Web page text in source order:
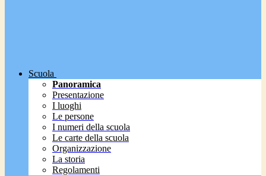
Scuola
Panoramica
Presentazione
I luoghi
Le persone
I numeri della scuola
Le carte della scuola
Organizzazione
La storia
Regolamenti